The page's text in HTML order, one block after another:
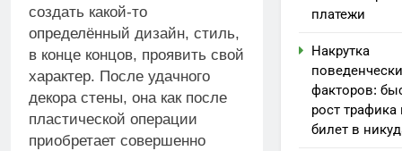
создать какой-то
определённый дизайн, стиль,
в конце концов, проявить свой
характер. После удачного
декора стены, она как после
пластической операции
приобретает совершенно
платежи
Накрутка
факторов:
рост трафика
билет в